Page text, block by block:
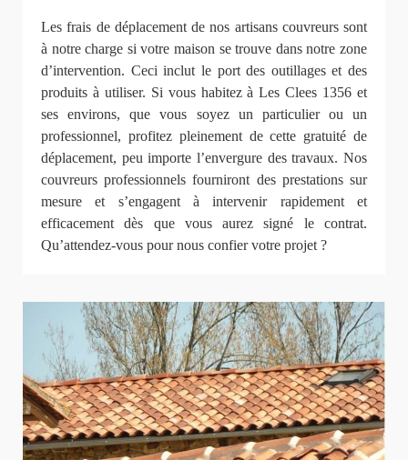
Les frais de déplacement de nos artisans couvreurs sont
à notre charge si votre maison se trouve dans notre zone
d’intervention. Ceci inclut le port des outillages et des
produits à utiliser. Si vous habitez à Les Clees 1356 et
ses environs, que vous soyez un particulier ou un
professionnel, profitez pleinement de cette gratuité de
déplacement, peu importe l’envergure des travaux. Nos
couvreurs professionnels fourniront des prestations sur
mesure et s’engagent à intervenir rapidement et
efficacement dès que vous aurez signé le contrat.
Qu’attendez-vous pour nous confier votre projet ?